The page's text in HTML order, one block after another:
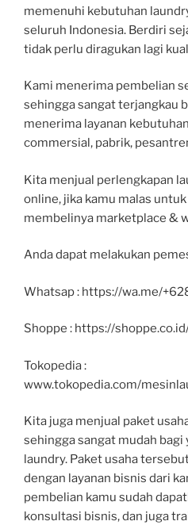
memenuhi kebutuhan
seluruh Indonesia. Berdiri
tidak perlu diragukan lagi
Kami menerima pembelian
sehingga sangat terjangkau
menerima layanan
commersial, pabrik,
Kita menjual perlengkapan
online, jika kamu malas
membelinya marketplace &
Anda dapat melakukan
Whatsap : https://wa.me/
Shoppe : https://
Tokopedia :
www.tokopedia.com/
Kita juga menjual paket
sehingga sangat mudah
laundry. Paket usaha
dengan layanan bisnis dari
pembelian kamu sudah
konsultasi bisnis, dan juga